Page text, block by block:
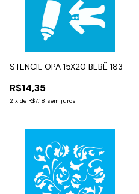
STENCIL OPA 15X20 BEBÊ 183
R$14,35
2 x de R$7,18 sem juros